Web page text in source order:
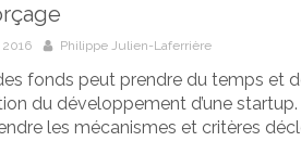
2016 Philippe Julien-Laferrière
fonds peut prendre du temps et
du développement d’une
les mécanismes et critères